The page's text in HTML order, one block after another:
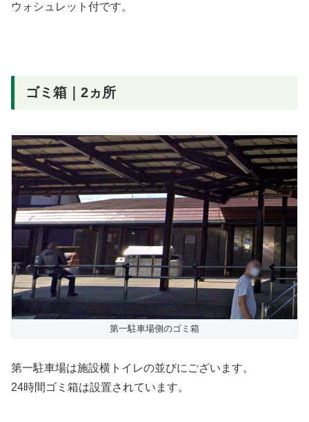
ウォシュレット付です。
ゴミ箱｜2ヵ所
第一駐車場側のゴミ箱
第一駐車場は施設横トイレの並びにございます。
24時間ゴミ箱は設置されています。